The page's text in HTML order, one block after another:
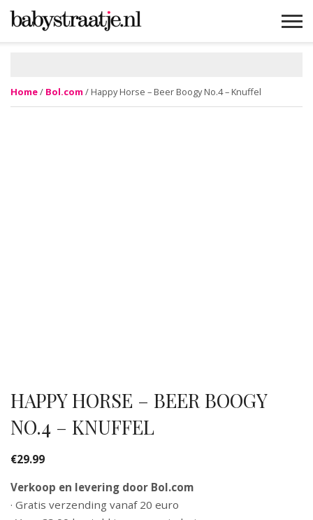
Home/ Bol.com / Happy Horse – Beer Boogy No.4 – Knuffel
HAPPY HORSE – BEER BOOGY
NO.4 – KNUFFEL
€29.99
Verkoop en levering door Bol.com
· Gratis verzending vanaf 20 euro